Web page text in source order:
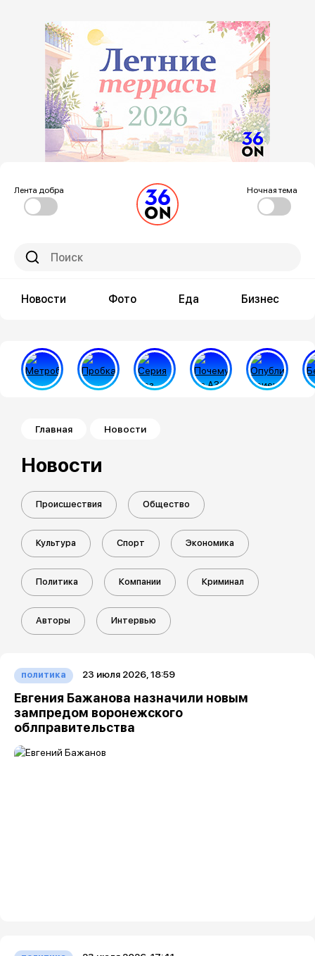
Лента добра Ночная тема
Новости Фото Еда Бизнес
Строка навигации
Главная Новости
Новости
Происшествия Общество
Культура Спорт Экономика
Политика Компании Криминал
Авторы Интервью
политика 23 июля 2026, 18:59
Евгения Бажанова назначили новым
зампредом воронежского
облправительства